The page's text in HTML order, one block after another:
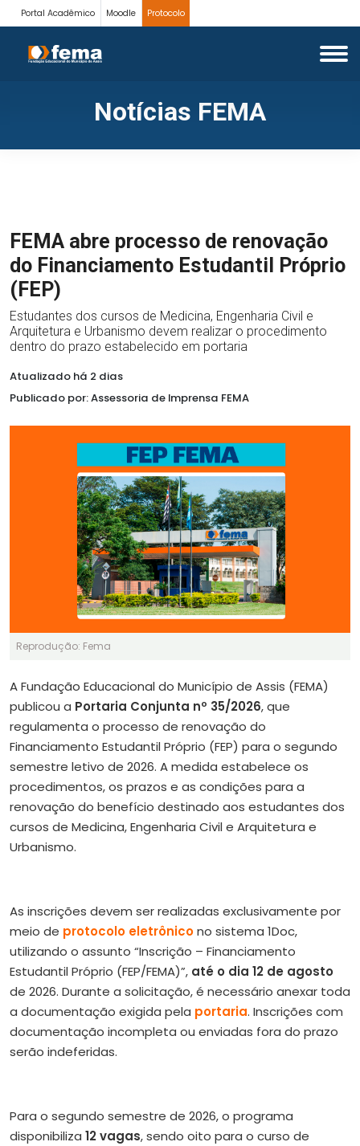
Portal Acadêmico Moodle Protocolo
Notícias FEMA
FEMA abre processo de renovação
do Financiamento Estudantil Próprio
(FEP)
Estudantes dos cursos de Medicina, Engenharia Civil e
Arquitetura e Urbanismo devem realizar o procedimento
dentro do prazo estabelecido em portaria
Atualizado há 2 dias
Publicado por: Assessoria de Imprensa FEMA
Reprodução: Fema
A Fundação Educacional do Município de Assis (FEMA)
publicou a Portaria Conjunta nº 35/2026, que
regulamenta o processo de renovação do
Financiamento Estudantil Próprio (FEP) para o segundo
semestre letivo de 2026. A medida estabelece os
procedimentos, os prazos e as condições para a
renovação do benefício destinado aos estudantes dos
cursos de Medicina, Engenharia Civil e Arquitetura e
Urbanismo.
As inscrições devem ser realizadas exclusivamente por
meio de protocolo eletrônicono sistema 1Doc,
utilizando o assunto “Inscrição – Financiamento
Estudantil Próprio (FEP/FEMA)”, até o dia 12 de agosto
de 2026. Durante a solicitação, é necessário anexar toda
a documentação exigida pela portaria. Inscrições com
documentação incompleta ou enviadas fora do prazo
serão indeferidas.
Para o segundo semestre de 2026, o programa
disponibiliza 12 vagas, sendo oito para o curso de